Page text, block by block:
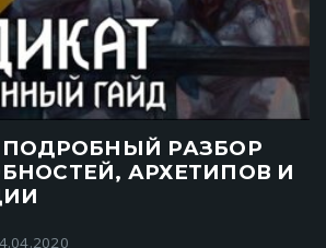
ПОДРОБНЫЙ РАЗБОР
АРХЕТИПОВ И